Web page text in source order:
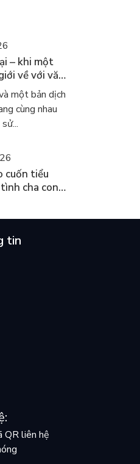
– khi một
về với văn
một bản dịch
cùng nhau
cuốn tiểu
cha con
tin
QR liên hệ